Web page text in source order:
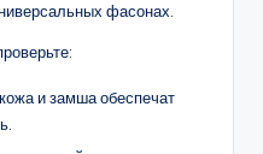
фасонах.
и замша обеспечат